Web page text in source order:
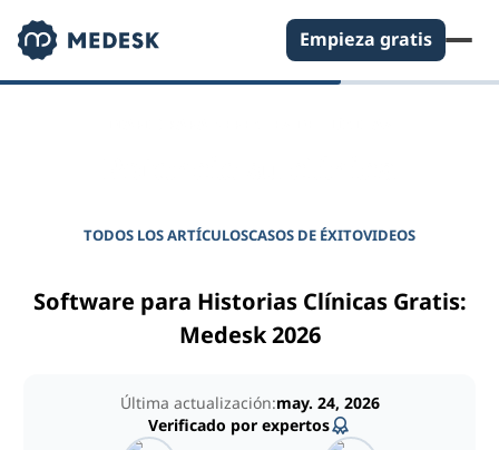
Empieza gratis
TODOS LOS ARTÍCULOSCASOS DE ÉXITOVIDEOS
Software para Historias Clínicas Gratis:
Medesk 2026
Última actualización:may. 24, 2026
Verificado por expertos